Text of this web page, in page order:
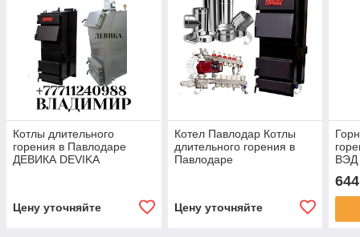
Котлы длительного
горения в Павлодаре
ДЕВИКА DEVIKA
Цену уточняйте
Котел Павлодар Котлы
длительного горения в
Павлодаре
Цену уточняйте
ВЭД